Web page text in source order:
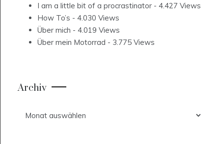
I am a little bit of a procrastinator - 4.427 Views
How To’s - 4.030 Views
Über mich - 4.019 Views
Über mein Motorrad - 3.775 Views
Archiv